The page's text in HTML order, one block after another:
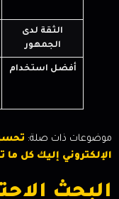
الثقة لدى
الجمهور
أفضل استخدام
موضوعات ذات صلة:
الإلكتروني إليك كل ما
البحث